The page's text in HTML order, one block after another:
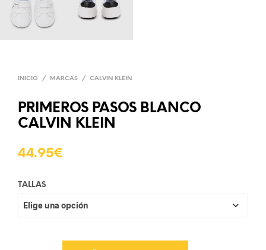
INICIO / MARCAS / CALVIN KLEIN
PRIMEROS PASOS BLANCO
CALVIN KLEIN
44.95€
TALLAS